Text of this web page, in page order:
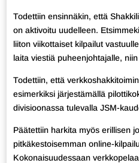
Todettiin ensinnäkin, että
on aktivoitu uudelleen.
liiton viikottaiset kilpailut
laita viestiä puheenjohtajalle,
Todettiin, että
esimerkiksi järjestämällä
divisioonassa tulevalla JSM-
Päätettiin harkita myös erillisen
pitkäkestoisemman online-
Kokonaisuudessaan